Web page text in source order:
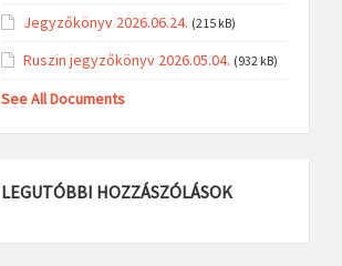
Jegyzőkönyv 2026.06.24. (215 kB)
Ruszin jegyzőkönyv 2026.05.04. (932 kB)
See All Documents
LEGUTÓBBI HOZZÁSZÓLÁSOK